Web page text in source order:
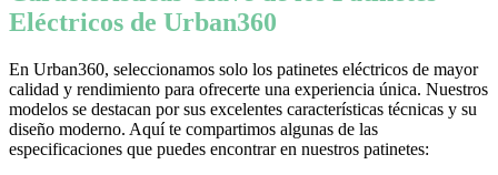
Eléctricos de Urban360
En Urban360, seleccionamos solo los patinetes eléctricos de mayor
calidad y rendimiento para ofrecerte una experiencia única. Nuestros
modelos se destacan por sus excelentes características técnicas y su
diseño moderno. Aquí te compartimos algunas de las
especificaciones que puedes encontrar en nuestros patinetes: